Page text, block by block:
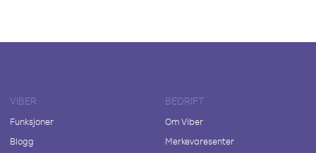
VIBER
Funksjoner
Blogg
BEDRIFT
Om Viber
Merkevaresenter